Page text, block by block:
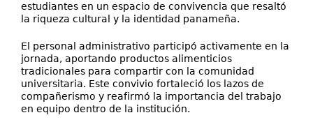
estudiantes en un espacio de convivencia que resaltó
la riqueza cultural y la identidad panameña.
El personal administrativo participó activamente en la
jornada, aportando productos alimenticios
tradicionales para compartir con la comunidad
universitaria. Este convivio fortaleció los lazos de
compañerismo y reafirmó la importancia del trabajo
en equipo dentro de la institución.